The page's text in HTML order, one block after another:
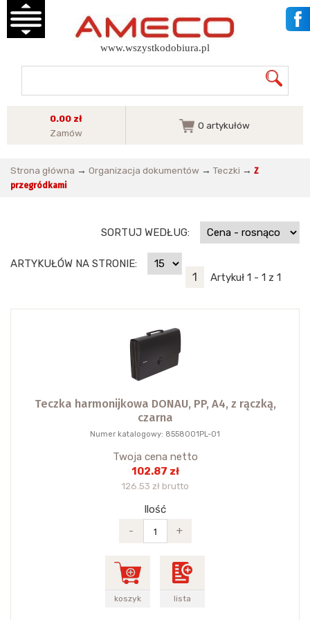
www.wszystkodobiura.pl
0.00 zł
Zamów
0 artykułów
Strona główna → Organizacja dokumentów → Teczki → Z
przegródkami
SORTUJ WEDŁUG:
ARTYKUŁÓW NA STRONIE:
1 Artykuł 1 - 1 z 1
Teczka harmonijkowa DONAU, PP, A4, z rączką,
czarna
Numer katalogowy: 8558001PL-01
Twoja cena netto
102.87 zł
126.53 zł brutto
Ilość
-
+
koszyk lista